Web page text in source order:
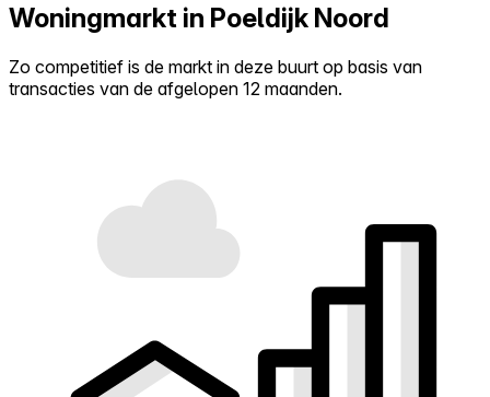
Woningmarkt in Poeldijk Noord
Zo competitief is de markt in deze buurt op basis van
transacties van de afgelopen 12 maanden.